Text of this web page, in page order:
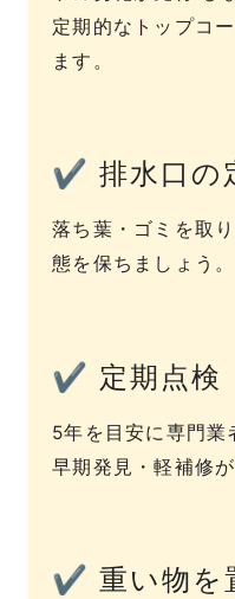
定期的なトップコ
ます。
✔ 排水口の
落ち葉・ゴミを取
態を保ちましょう。
✔ 定期点検
5年を目安に専門業
早期発見・軽補修が
✔ 重い物を